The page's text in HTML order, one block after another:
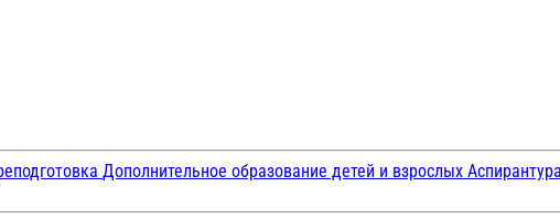
Дополнительное образование детей и взрослых